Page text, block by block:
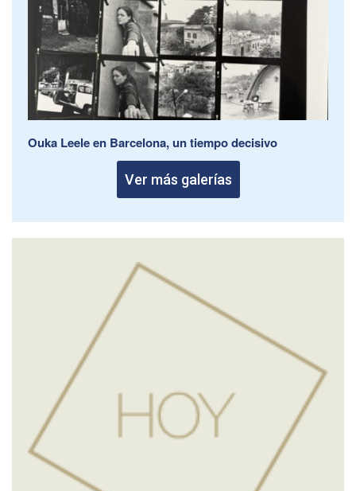
Ouka Leele en Barcelona, un tiempo decisivo
Ver más galerías